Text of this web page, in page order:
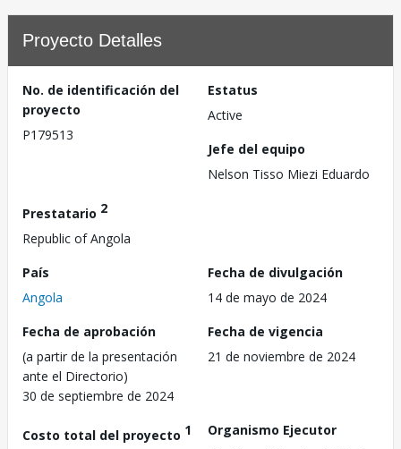
Proyecto Detalles
No. de identificación del
proyecto
P179513
Estatus
Active
Jefe del equipo
Nelson Tisso Miezi Eduardo
Prestatario 2
Republic of Angola
País
Angola
Fecha de divulgación
14 de mayo de 2024
Fecha de aprobación
(a partir de la presentación
ante el Directorio)
30 de septiembre de 2024
Fecha de vigencia
21 de noviembre de 2024
Costo total del proyecto 1
Organismo Ejecutor